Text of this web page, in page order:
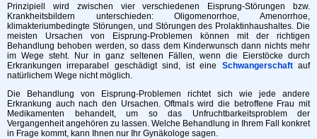
Prinzipiell wird zwischen vier verschiedenen Eisprung-Störungen bzw.
Krankheitsbildern unterschieden: Oligomenorrhoe, Amenorrhoe,
klimakteriumbedingte Störungen, und Störungen des Prolaktinhaushaltes. Die
meisten Ursachen von Eisprung-Problemen können mit der richtigen
Behandlung behoben werden, so dass dem Kinderwunsch dann nichts mehr
im Wege steht. Nur in ganz seltenen Fällen, wenn die Eierstöcke durch
Erkrankungen irreparabel geschädigt sind, ist eine Schwangerschaftauf
natürlichem Wege nicht möglich.
Die Behandlung von Eisprung-Problemen richtet sich wie jede andere
Erkrankung auch nach den Ursachen. Oftmals wird die betroffene Frau mit
Medikamenten behandelt, um so das Unfruchtbarkeitsproblem der
Vergangenheit angehören zu lassen. Welche Behandlung in Ihrem Fall konkret
in Frage kommt, kann Ihnen nur Ihr Gynäkologe sagen.